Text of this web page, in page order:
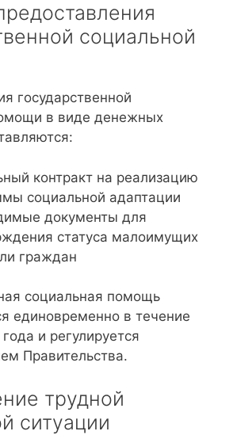
социальной
государственной
в виде денежных
контракт на реализацию
социальной адаптации
документы для
статуса малоимущих
граждан
социальная помощь
единовременно в течение
и регулируется
Правительства.
трудной
ситуации